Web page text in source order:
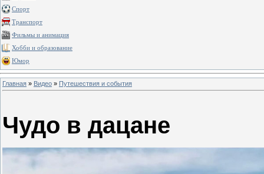
Спорт
Транспорт
Фильмы и анимация
Хобби и образование
Юмор
Главная » Видео » Путешествия и события
Чудо в дацане